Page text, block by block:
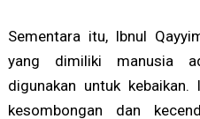
Sementara itu, Ibnul
yang dimiliki manusia
digunakan untuk
kesombongan dan